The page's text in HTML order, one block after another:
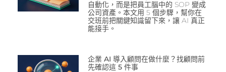
自動化，而是把員工腦中的 SOP 變成
公司資產。本文用 5 個步驟，幫你在
交班前把關鍵知識留下來，讓 AI 真正
能接手。
企業 AI 導入顧問在做什麼？找顧問前
先確認這 5 件事